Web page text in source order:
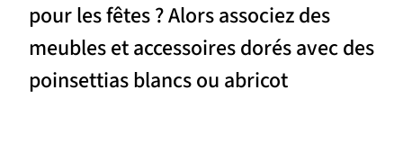
pour les fêtes ? Alors associez des
meubles et accessoires dorés avec des
poinsettias blancs ou abricot